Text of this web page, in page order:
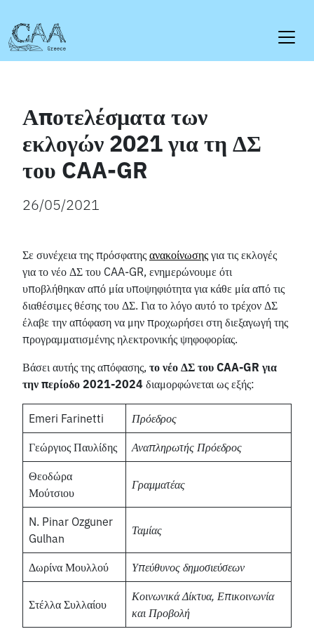
to
content
Αποτελέσματα των
εκλογών 2021 για τη ΔΣ
του CAA-GR
26/05/2021
Σε συνέχεια της πρόσφατης ανακοίνωσης για τις εκλογές
για το νέο ΔΣ του CAA-GR, ενημερώνουμε ότι
υποβλήθηκαν από μία υποψηφιότητα για κάθε μία από τις
διαθέσιμες θέσης του ΔΣ. Για το λόγο αυτό το τρέχον ΔΣ
έλαβε την απόφαση να μην προχωρήσει στη διεξαγωγή της
προγραμματισμένης ηλεκτρονικής ψηφοφορίας.
Βάσει αυτής της απόφασης, το νέο ΔΣ του CAA-GR για
την περίοδο 2021-2024 διαμορφώνεται ως εξής:
Emeri Farinetti Πρόεδρος
Γεώργιος Παυλίδης Αναπληρωτής Πρόεδρος
Θεοδώρα
Μούτσιου
Γραμματέας
N. Pinar Ozguner
Gulhan
Ταμίας
Δωρίνα Μουλλού Υπεύθυνος δημοσιεύσεων
Στέλλα Συλλαίου
Κοινωνικά Δίκτυα, Επικοινωνία
και Προβολή